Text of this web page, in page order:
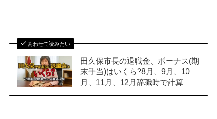
あわせて読みたい
田久保市長の退職金、ボーナス(期
末手当)はいくら?8月、9月、10
月、11月、12月辞職時で計算